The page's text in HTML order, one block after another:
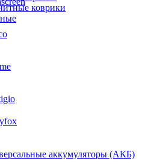
коврики
аккумуляторы (АКБ)